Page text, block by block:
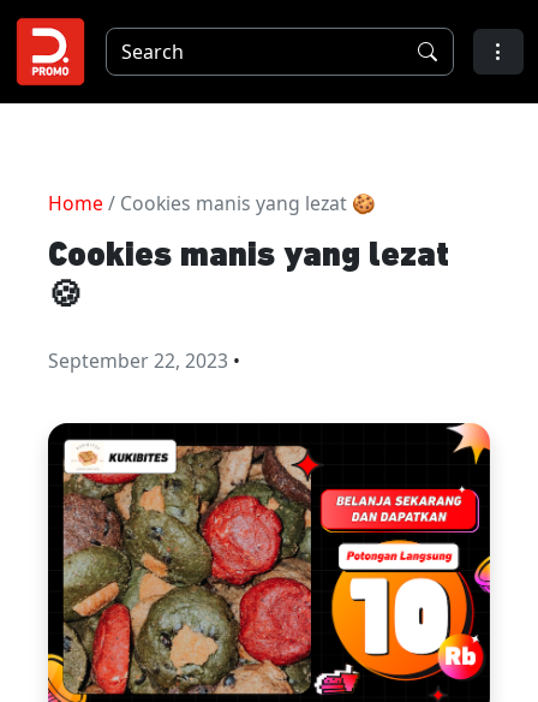
Home / Cookies manis yang lezat 🍪
Cookies manis yang lezat
🍪
September 22, 2023 •